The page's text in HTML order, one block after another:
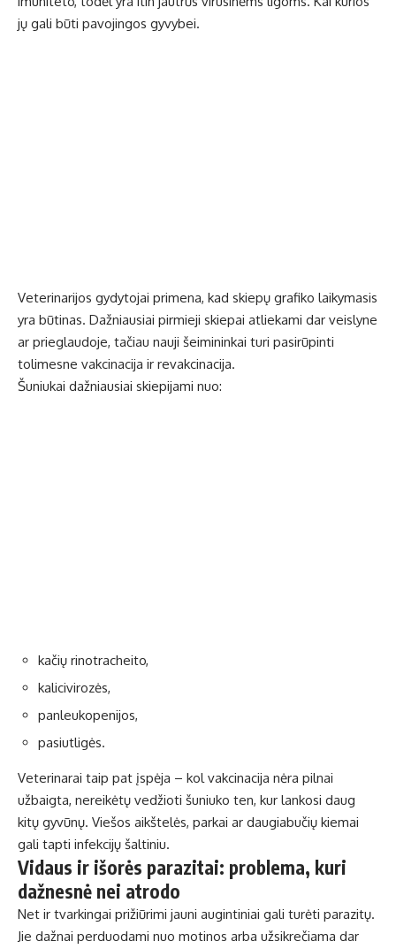
jų gali būti pavojingos gyvybei.
Veterinarijos gydytojai primena, kad skiepų grafiko laikymasis
yra būtinas. Dažniausiai pirmieji skiepai atliekami dar veislyne
ar prieglaudoje, tačiau nauji šeimininkai turi pasirūpinti
tolimesne vakcinacija ir revakcinacija.
Šuniukai dažniausiai skiepijami nuo:
kačių rinotracheito,
kalicivirozės,
panleukopenijos,
pasiutligės.
Veterinarai taip pat įspėja – kol vakcinacija nėra pilnai
užbaigta, nereikėtų vedžioti šuniuko ten, kur lankosi daug
kitų gyvūnų. Viešos aikštelės, parkai ar daugiabučių kiemai
gali tapti infekcijų šaltiniu.
Vidaus ir išorės parazitai: problema, kuri
dažnesnė nei atrodo
Net ir tvarkingai prižiūrimi jauni augintiniai gali turėti parazitų.
Jie dažnai perduodami nuo motinos arba užsikrečiama dar